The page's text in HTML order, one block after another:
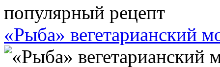
популярный рецепт
«Рыба» вегетарианский